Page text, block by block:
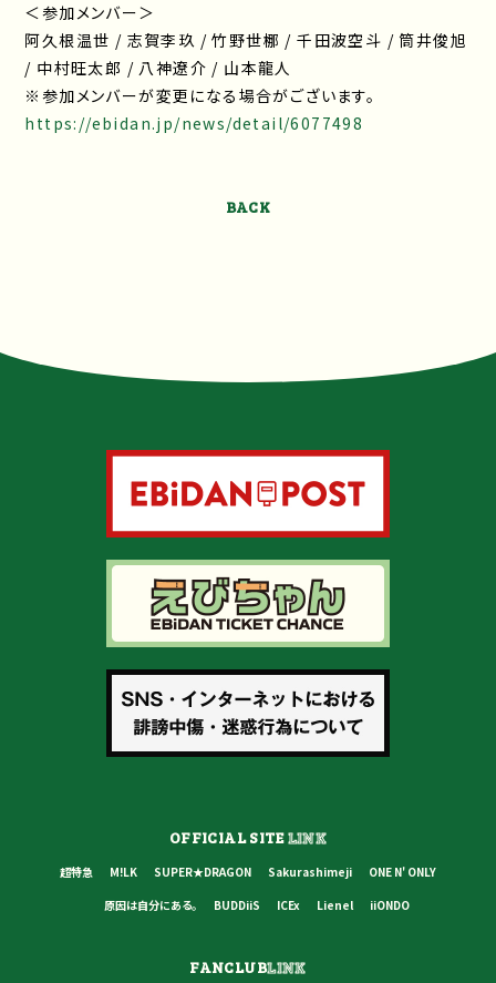
＜参加メンバー＞
阿久根温世 / 志賀李玖 / 竹野世梛 / 千田波空斗 / 筒井俊旭
/ 中村旺太郎 / 八神遼介 / 山本龍人
※参加メンバーが変更になる場合がございます。
https://ebidan.jp/news/detail/6077498
BACK
OFFICIAL SITELINK
超特急 M!LK SUPER★DRAGON Sakurashimeji
ONE N' ONLY
原因は自分にある。
BUDDiiS ICEx Lienel iiONDO
FANCLUBLINK